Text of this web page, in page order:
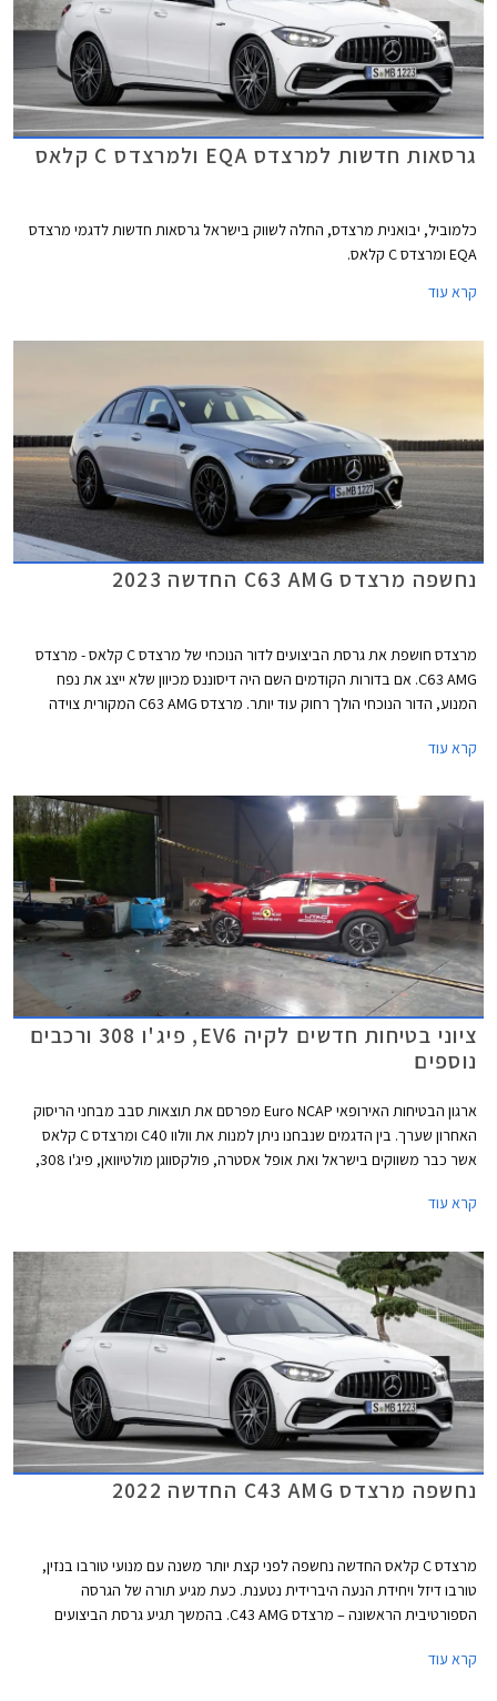
גרסאות חדשות למרצדס EQA ולמרצדס C קלאס
כלמוביל, יבואנית מרצדס, החלה לשווק בישראל גרסאות חדשות לדגמי מרצדס
EQA ומרצדס C קלאס.
קרא עוד
נחשפה מרצדס C63 AMG החדשה 2023
מרצדס חושפת את גרסת הביצועים לדור הנוכחי של מרצדס C קלאס - מרצדס
C63 AMG. אם בדורות הקודמים השם היה דיסוננס מכיוון שלא ייצג את נפח
המנוע, הדור הנוכחי הולך רחוק עוד יותר. מרצדס C63 AMG המקורית צוידה
מסוימת כראשון להצטייד במנוע טורבו עם 4 צילינדרים בלבד, ולטובת תוספת
מחץ מנוע חשמלי וסוללה נטענת שהופכים אותו למרצדס AMG PHEV הראשונה.
תיכף תגלו שמדובר ביחידת הנעה מרשימה במיוחד, אבל קשה מאוד שלא
להתגעגע לדורות היוצאים.
קרא עוד
ציוני בטיחות חדשים לקיה EV6, פיג'ו 308 ורכבים
נוספים
ארגון הבטיחות האירופאי Euro NCAP מפרסם את תוצאות סבב מבחני הריסוק
האחרון שערך. בין הדגמים שנבחנו ניתן למנות את וולוו C40 ומרצדס C קלאס
אשר כבר משווקים בישראל ואת אופל אסטרה, פולקסווגן מולטיוואן, פיג'ו 308,
קרא עוד
נחשפה מרצדס C43 AMG החדשה 2022
מרצדס C קלאס החדשה נחשפה לפני קצת יותר משנה עם מנועי טורבו בנזין,
טורבו דיזל ויחידת הנעה היברידית נטענת. כעת מגיע תורה של הגרסה
הספורטיבית הראשונה – מרצדס C43 AMG. בהמשך תגיע גרסת הביצועים
קרא עוד